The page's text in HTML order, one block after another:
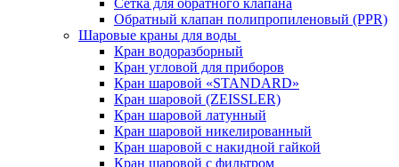
Сетка для обратного клапана
Обратный клапан полипропиленовый (PPR)
Шаровые краны для воды
Кран водоразборный
Кран угловой для приборов
Кран шаровой «STANDARD»
Кран шаровой (ZEISSLER)
Кран шаровой латунный
Кран шаровой никелированный
Кран шаровой с накидной гайкой
Кран шаровой с фильтром